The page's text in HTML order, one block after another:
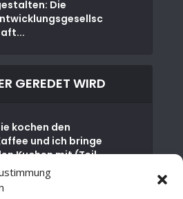
Die
GEREDET WIRD
kochen den
und ich bringe
Kuchen mit (Teil